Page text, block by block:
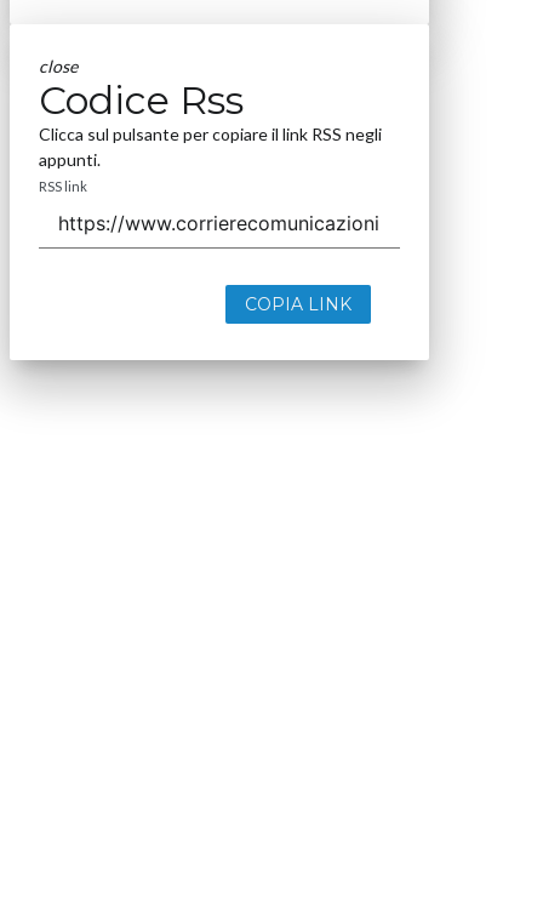
close
Codice Rss
Clicca sul pulsante per copiare il link RSS negli
appunti.
RSS link
COPIA LINK